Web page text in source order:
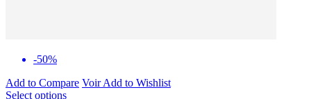
-50%
Add to Compare VoirAdd to Wishlist
Select options